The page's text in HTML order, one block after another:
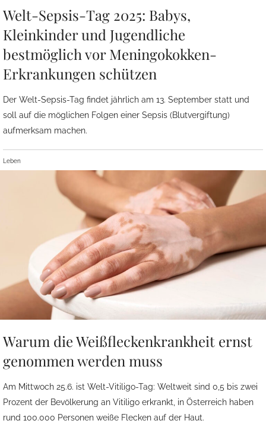
Welt-Sepsis-Tag 2025: Babys,
Kleinkinder und Jugendliche
bestmöglich vor Meningokokken-
Erkrankungen schützen
Der Welt-Sepsis-Tag findet jährlich am 13. September statt und
soll auf die möglichen Folgen einer Sepsis (Blutvergiftung)
aufmerksam machen.
Leben
Warum die Weißfleckenkrankheit ernst
genommen werden muss
Am Mittwoch 25.6. ist Welt-Vitiligo-Tag: Weltweit sind 0,5 bis zwei
Prozent der Bevölkerung an Vitiligo erkrankt, in Österreich haben
rund 100.000 Personen weiße Flecken auf der Haut.